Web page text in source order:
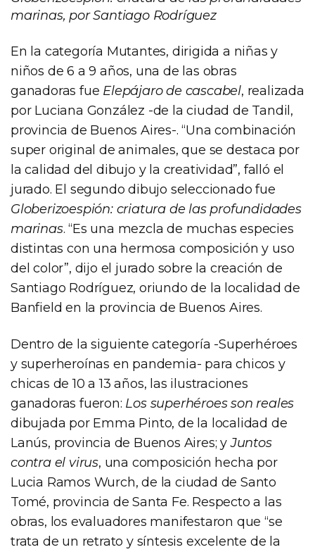
marinas, por Santiago Rodríguez
En la categoría Mutantes, dirigida a niñas y
niños de 6 a 9 años, una de las obras
ganadoras fue Elepájaro de cascabel, realizada
por Luciana González -de la ciudad de Tandil,
provincia de Buenos Aires-. “Una combinación
super original de animales, que se destaca por
la calidad del dibujo y la creatividad”, falló el
jurado. El segundo dibujo seleccionado fue
Globerizoespión: criatura de las profundidades
marinas. “Es una mezcla de muchas especies
distintas con una hermosa composición y uso
del color”, dijo el jurado sobre la creación de
Santiago Rodríguez, oriundo de la localidad de
Banfield en la provincia de Buenos Aires.
Dentro de la siguiente categoría -Superhéroes
y superheroínas en pandemia- para chicos y
chicas de 10 a 13 años, las ilustraciones
ganadoras fueron: Los superhéroes son reales
dibujada por Emma Pinto, de la localidad de
Lanús, provincia de Buenos Aires; yJuntos
contra el virus, una composición hecha por
Lucia Ramos Wurch, de la ciudad de Santo
Tomé, provincia de Santa Fe. Respecto a las
obras, los evaluadores manifestaron que “se
trata de un retrato y síntesis excelente de la